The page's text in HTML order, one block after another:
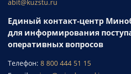
abit@kuzstu.ru
Единый контакт-центр
для информирования
оперативных вопросов
Телефон: 8 800 444 51 15